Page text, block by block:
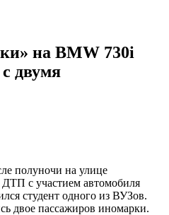
на BMW 730i
двумя
полуночи на улице
с участием автомобиля
студент одного из ВУЗов.
двое пассажиров иномарки.